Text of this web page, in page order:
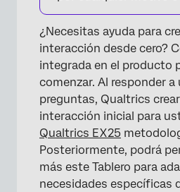
¿Necesitas ayuda para
interacción desde cero?
integrada en el producto
comenzar. Al responder a
preguntas, Qualtrics
interacción inicial para
Qualtrics EX25
Posteriormente, podrá
más este Tablero para
necesidades específicas